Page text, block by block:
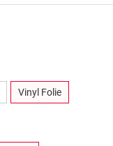
Vinyl Folie